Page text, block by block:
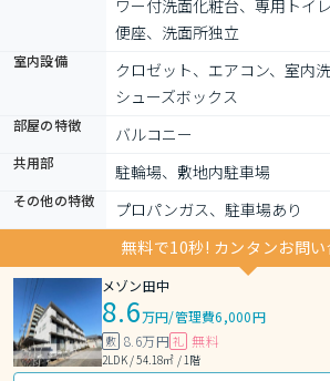
ワー付洗面化粧台、専用トイ
便座、洗面所独立
室内設備
クロゼット、エアコン、室内
シューズボックス
部屋の特徴 バルコニー
共用部 駐輪場、敷地内駐車場
その他の特徴
プロパンガス、駐車場あり
無料で10秒! カンタンお問い
メゾン田中
8.6万円/管理費6,000円
敷 8.6万円 礼 無料
2LDK / 54.18㎡ / 1階